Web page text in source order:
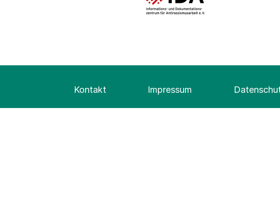
Kontakt Impressum